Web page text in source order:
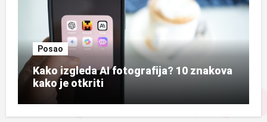
Posao
Kako izgleda AI fotografija? 10 znakova
kako je otkriti